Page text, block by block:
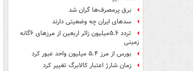
برق پرمصرف‌ها گران شد
سدهای ایران چه وضعیتی دارند
تردد ۵.۶میلیون زائر اربعین از مرزهای ۶گانه
زمینی
بورس از مرز ۵.۴ میلیون واحد عبور کرد
زمان شارژ اعتبار کالابرگ تغییر کرد